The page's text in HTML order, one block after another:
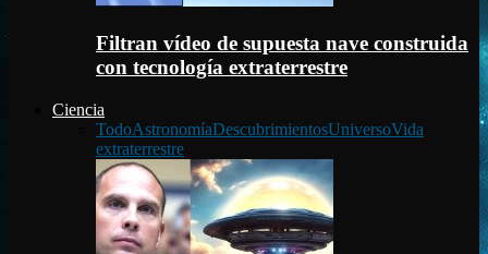
Filtran vídeo de supuesta nave construida
con tecnología extraterrestre
Ciencia
TodoAstronomíaDescubrimientosUniversoVida
extraterrestre